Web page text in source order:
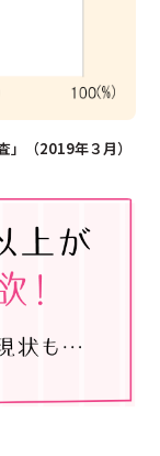
」（2019年３月）